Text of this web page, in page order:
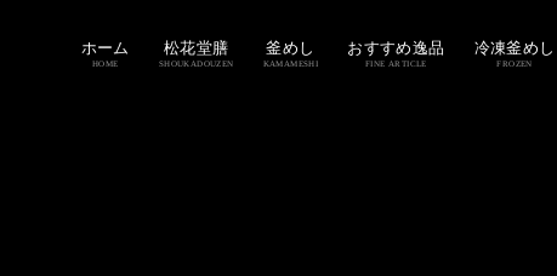
ホーム
HOME
松花堂膳
SHOUKADOUZEN
釜めし
KAMAMESHI
おすすめ逸品
FINE ARTICLE
冷凍釜めし
FROZEN